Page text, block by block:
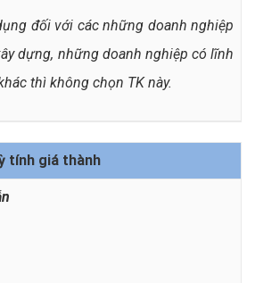
đối với các những doanh nghiệp
dựng, những doanh nghiệp có lĩnh
thì không chọn TK này.
tính giá thành